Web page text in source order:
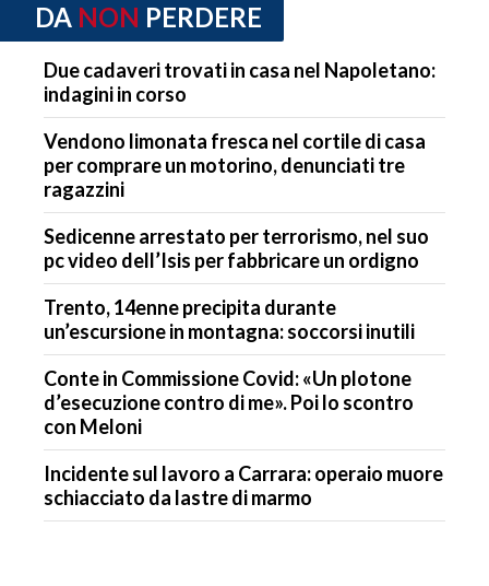
DA NON PERDERE
Due cadaveri trovati in casa nel Napoletano:
indagini in corso
Vendono limonata fresca nel cortile di casa
per comprare un motorino, denunciati tre
ragazzini
Sedicenne arrestato per terrorismo, nel suo
pc video dell’Isis per fabbricare un ordigno
Trento, 14enne precipita durante
un’escursione in montagna: soccorsi inutili
Conte in Commissione Covid: «Un plotone
d’esecuzione contro di me». Poi lo scontro
con Meloni
Incidente sul lavoro a Carrara: operaio muore
schiacciato da lastre di marmo